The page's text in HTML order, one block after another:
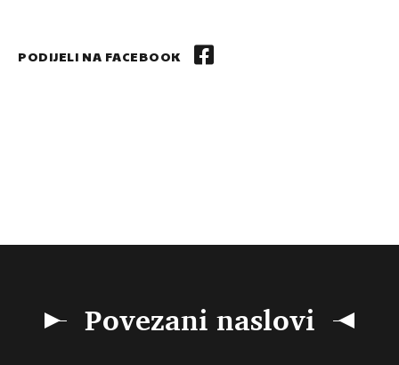
PODIJELI NA FACEBOOK
Povezani naslovi